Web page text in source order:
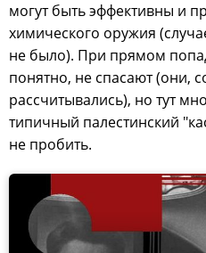
могут быть эффективны и
химического оружия
не было). При прямом
понятно, не спасают (они,
рассчитывались), но тут
типичный палестинский
не пробить.